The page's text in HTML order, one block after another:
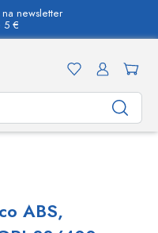
newsletter
5 €
ABS,